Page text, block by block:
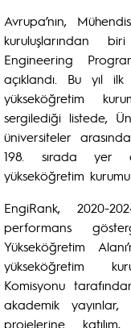
Avrupa’nın,
kuruluşlarından
Engineering
açıklandı. Bu yıl
yükseköğretim
sergilediği listede,
üniversiteler
198. sırada yer
yükseköğretim
EngiRank, 2020-
performans
Yükseköğretim
yükseköğretim
Komisyonu
akademik yayınlar,
projelerine